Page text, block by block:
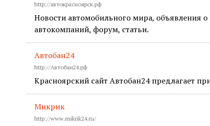
http://автокрасноярск.рф
Новости автомобильного мира, объявления
автокомпаний, форум, статьи.
Автобан24
http://Автобан24.рф
Красноярский сайт Автобан24 предлагает
Микрик
http://www.mikrik24.ru/